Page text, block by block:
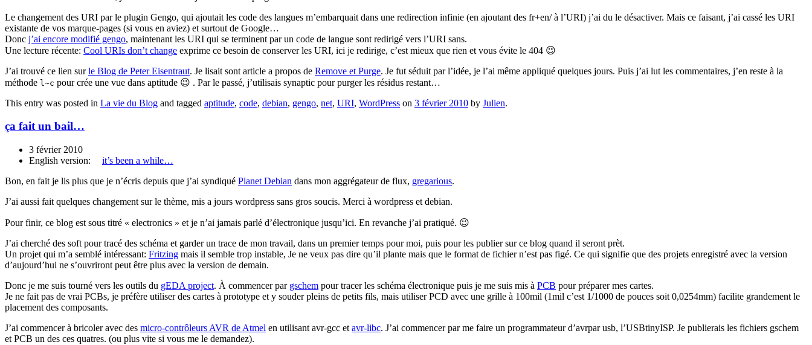
Le changement des URI par le plugin Gengo, qui ajoutait les code des langues m’embarquait dans une redirection infinie (en ajoutant des fr+en/ à l’URI) j’ai du le désactiver. Mais ce faisant, j’ai cassé les URI
existante de vos marque-pages (si vous en aviez) et surtout de Google…
Donc j’ai encore modifié gengo, maintenant les URI qui se terminent par un code de langue sont redirigé vers l’URI sans.
Une lecture récente: Cool URIs don’t change exprime ce besoin de conserver les URI, ici je redirige, c’est mieux que rien et vous évite le 404 😉
J’ai trouvé ce lien surle Blog de Peter Eisentraut. Je lisait sont article a propos de Remove et Purge. Je fut séduit par l’idée, je l’ai même appliqué quelques jours. Puis j’ai lut les commentaires, j’en reste à la
méthode l~c pour crée une vue dans aptitude 😉 . Par le passé, j’utilisais synaptic pour purger les résidus restant…
This entry was posted in La vie du Blog and tagged aptitude, code, debian, gengo, net, URI, WordPress on 3 février 2010 by Julien.
ça fait un bail…
3 février 2010
English version:
it’s been a while…
Bon, en fait je lis plus que je n’écris depuis que j’ai syndiqué Planet Debian dans mon aggrégateur de flux, gregarious.
J’ai aussi fait quelques changement sur le thème, mis a jours wordpress sans gros soucis. Merci à wordpress et debian.
Pour finir, ce blog est sous titré « electronics » et je n’ai jamais parlé d’électronique jusqu’ici. En revanche j’ai pratiqué. 😉
J’ai cherché des soft pour tracé des schéma et garder un trace de mon travail, dans un premier temps pour moi, puis pour les publier sur ce blog quand il seront prèt.
Un projet qui m’a semblé intéressant: Fritzing mais il semble trop instable, Je ne veux pas dire qu’il plante mais que le format de fichier n’est pas figé. Ce qui signifie que des projets enregistré avec la version
d’aujourd’hui ne s’ouvriront peut être plus avec la version de demain.
Donc je me suis tourné vers les outils du gEDA project. À commencer par gschem pour tracer les schéma électronique puis je me suis mis à PCB pour préparer mes cartes.
Je ne fait pas de vrai PCBs, je préfère utiliser des cartes à prototype et y souder pleins de petits fils, mais utiliser PCD avec une grille à 100mil (1mil c’est 1/1000 de pouces soit 0,0254mm) facilite grandement le
placement des composants.
J’ai commencer à bricoler avec des micro-contrôleurs AVR de Atmel en utilisant avr-gcc et avr-libc. J’ai commencer par me faire un programmateur d’avrpar usb, l’USBtinyISP. Je publierais les fichiers gschem
et PCB un des ces quatres. (ou plus vite si vous me le demandez).